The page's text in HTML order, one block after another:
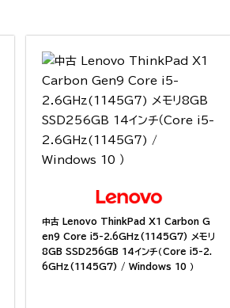
中古 Lenovo ThinkPad X1 Carbon G
en9 Core i5-2.6GHz(1145G7) メモリ
8GB SSD256GB 14インチ（Core i5-2.
6GHz(1145G7) / Windows 10 ）